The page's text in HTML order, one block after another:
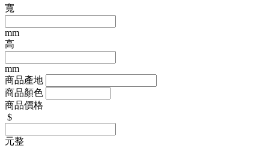
寬
mm
高
mm
商品產地
商品顏色
商品價格
$
元整